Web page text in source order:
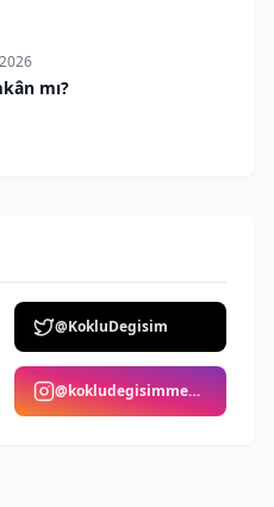
mı?
@KokluDegisim
@kokludegisimmedya